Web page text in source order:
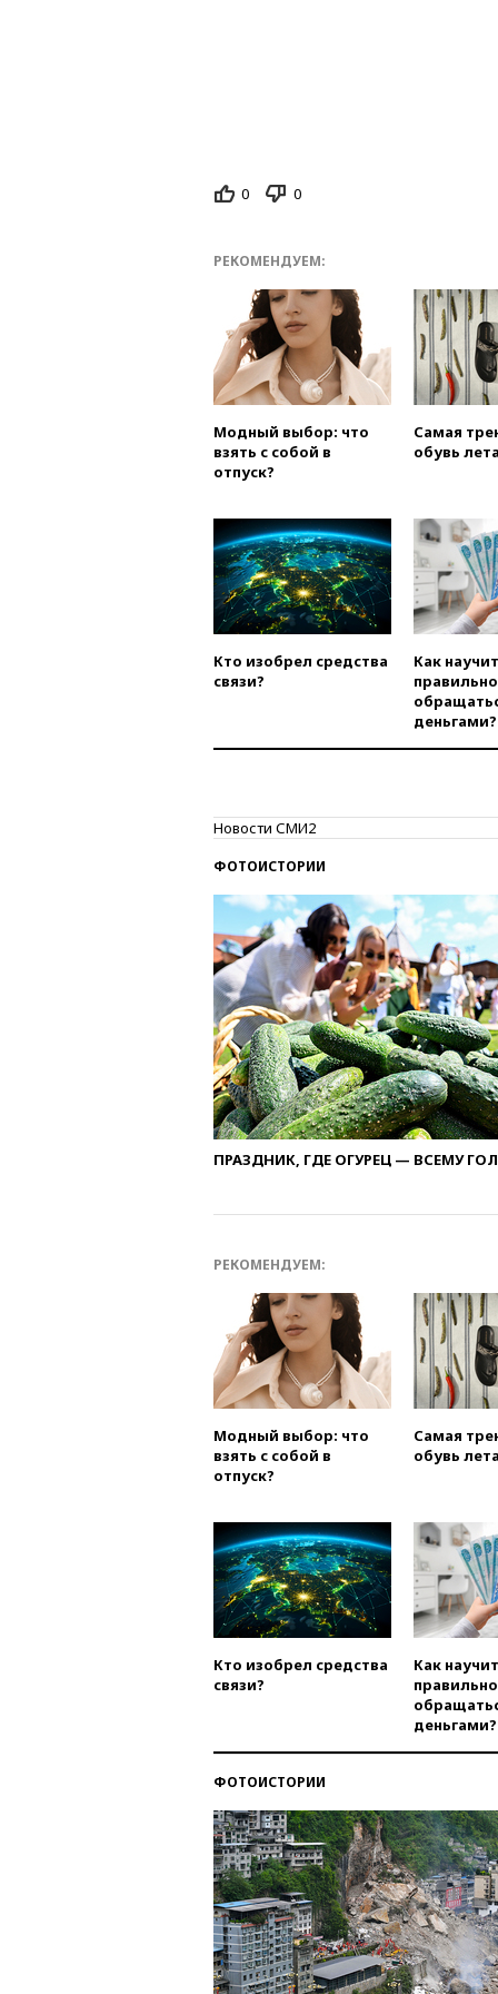
0 0
РЕКОМЕНДУЕМ:
Модный выбор: что
взять с собой в
отпуск?
Самая
обувь
Кто изобрел средства
связи?
Как
правильно
деньгами?
Новости СМИ2
ФОТОИСТОРИИ
ПРАЗДНИК, ГДЕ ОГУРЕЦ — ВСЕМУ
РЕКОМЕНДУЕМ:
Модный выбор: что
взять с собой в
отпуск?
Самая
обувь
Кто изобрел средства
связи?
Как
правильно
деньгами?
ФОТОИСТОРИИ